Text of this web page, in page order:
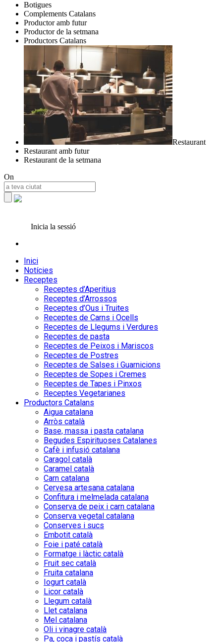
Botigues
Complements Catalans
Productor amb futur
Productor de la setmana
Productors Catalans
Restaurant
Restaurant amb futur
Restaurant de la setmana
On
Inicia la sessió
Inici
Notícies
Receptes
Receptes d’Aperitius
Receptes d’Arrossos
Receptes d’Ous i Truites
Receptes de Carns i Ocells
Receptes de Llegums i Verdures
Receptes de pasta
Receptes de Peixos i Mariscos
Receptes de Postres
Receptes de Salses i Guarnicions
Receptes de Sopes i Cremes
Receptes de Tapes i Pinxos
Receptes Vegetarianes
Productors Catalans
Aigua catalana
Arròs català
Base, massa i pasta catalana
Begudes Espirituoses Catalanes
Cafè i infusió catalana
Caragol català
Caramel català
Carn catalana
Cervesa artesana catalana
Confitura i melmelada catalana
Conserva de peix i carn catalana
Conserva vegetal catalana
Conserves i sucs
Embotit català
Foie i paté català
Formatge i làctic català
Fruit sec català
Fruita catalana
Iogurt català
Licor català
Llegum català
Llet catalana
Mel catalana
Oli i vinagre català
Pa, coca i pastís català